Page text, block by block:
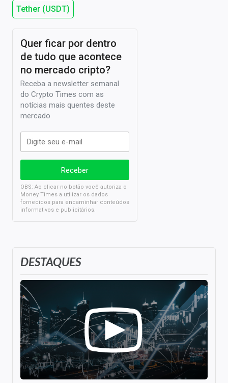
Tether (USDT)
DESTAQUES
Quer ficar por dentro
de tudo que acontece
no mercado cripto?
Receba a newsletter semanal
do Crypto Times com as
notícias mais quentes deste
mercado
OBS: Ao clicar no botão você autoriza o
Money Times a utilizar os dados
fornecidos para encaminhar conteúdos
informativos e publicitários.